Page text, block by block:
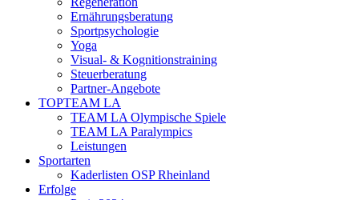
Ernährungsberatung
Sportpsychologie
Yoga
Visual- & Kognitionstraining
Steuerberatung
Partner-Angebote
TOPTEAM LA
TEAM LA Olympische Spiele
TEAM LA Paralympics
Leistungen
Sportarten
Kaderlisten OSP Rheinland
Erfolge